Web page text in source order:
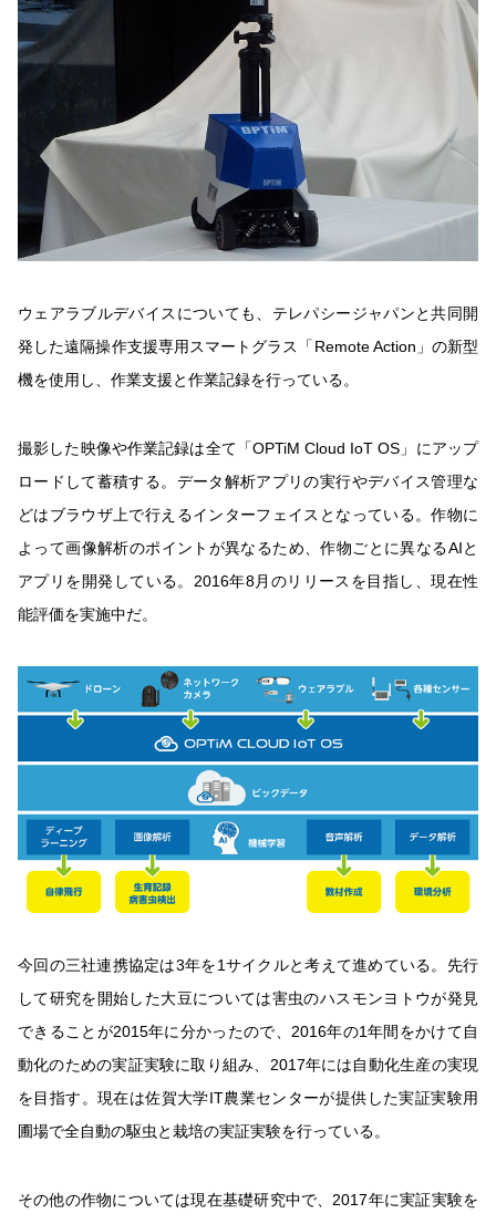
ウェアラブルデバイスについても、テレパシージャパンと共同開
発した遠隔操作支援専用スマートグラス「Remote Action」の新型
機を使用し、作業支援と作業記録を行っている。
撮影した映像や作業記録は全て「OPTiM Cloud IoT OS」にアップ
ロードして蓄積する。データ解析アプリの実行やデバイス管理な
どはブラウザ上で行えるインターフェイスとなっている。作物に
よって画像解析のポイントが異なるため、作物ごとに異なるAIと
アプリを開発している。2016年8月のリリースを目指し、現在性
能評価を実施中だ。
今回の三社連携協定は3年を1サイクルと考えて進めている。先行
して研究を開始した大豆については害虫のハスモンヨトウが発見
できることが2015年に分かったので、2016年の1年間をかけて自
動化のための実証実験に取り組み、2017年には自動化生産の実現
を目指す。現在は佐賀大学IT農業センターが提供した実証実験用
圃場で全自動の駆虫と栽培の実証実験を行っている。
その他の作物については現在基礎研究中で、2017年に実証実験を